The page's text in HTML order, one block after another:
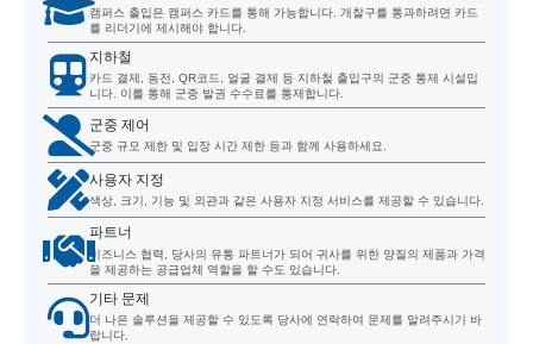
캠퍼스 출입은 캠퍼스 카드를 통해 가능합니다. 개찰구를 통과하려면 카드
를 리더기에 제시해야 합니다.
지하철
카드 결제, 동전, QR코드, 얼굴 결제 등 지하철 출입구의 군중 통제 시설입
니다. 이를 통해 군중 발권 수수료를 통제합니다.
군중 제어
군중 규모 제한 및 입장 시간 제한 등과 함께 사용하세요.
사용자 지정
색상, 크기, 기능 및 외관과 같은 사용자 지정 서비스를 제공할 수 있습니다.
파트너
비즈니스 협력, 당사의 유통 파트너가 되어 귀사를 위한 양질의 제품과 가격
을 제공하는 공급업체 역할을 할 수도 있습니다.
기타 문제
더 나은 솔루션을 제공할 수 있도록 당사에 연락하여 문제를 알려주시기 바
랍니다.